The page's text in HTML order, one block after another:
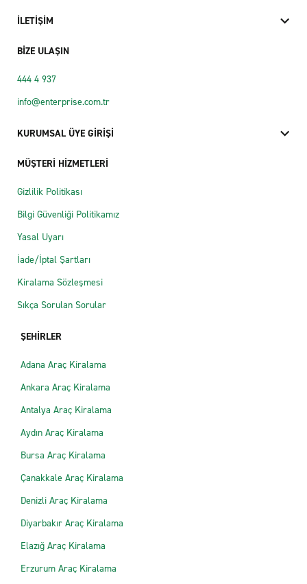
İLETİŞİM
BİZE ULAŞIN
444 4 937
info@enterprise.com.tr
KURUMSAL ÜYE GİRİŞİ
MÜŞTERİ HİZMETLERİ
Gizlilik Politikası
Bilgi Güvenliği Politikamız
Yasal Uyarı
İade/İptal Şartları
Kiralama Sözleşmesi
Sıkça Sorulan Sorular
ŞEHİRLER
Adana Araç Kiralama
Ankara Araç Kiralama
Antalya Araç Kiralama
Aydın Araç Kiralama
Bursa Araç Kiralama
Çanakkale Araç Kiralama
Denizli Araç Kiralama
Diyarbakır Araç Kiralama
Elazığ Araç Kiralama
Erzurum Araç Kiralama